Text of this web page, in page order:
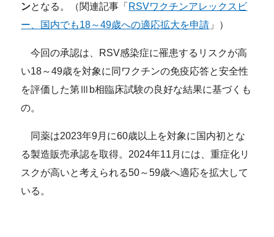
ンとなる。（関連記事「 RSVワクチンアレックスビ
ー、国内でも18～49歳への適応拡大を申請 」）
今回の承認は、RSV感染症に罹患するリスクが高
い18～49歳を対象に同ワクチンの免疫応答と安全性
を評価した第Ⅲb相臨床試験の良好な結果に基づくも
の。
同薬は2023年9月に60歳以上を対象に国内初とな
る製造販売承認を取得。2024年11月には、重症化リ
スクが高いと考えられる50～59歳へ適応を拡大して
いる。